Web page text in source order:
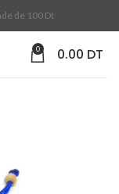
de 100 Dt
0 0.00 DT